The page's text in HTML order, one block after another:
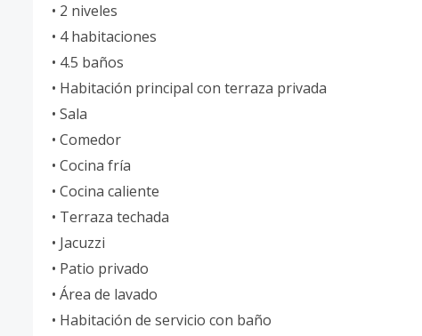
• 2 niveles
• 4 habitaciones
• 4.5 baños
• Habitación principal con terraza privada
• Sala
• Comedor
• Cocina fría
• Cocina caliente
• Terraza techada
• Jacuzzi
• Patio privado
• Área de lavado
• Habitación de servicio con baño